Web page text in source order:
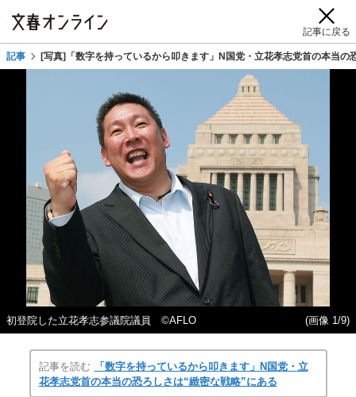
記事に戻る
記事 [写真]「数字を持っているから叩きます」N国党・立花孝志党首の本当の
初登院した立花孝志参議院議員 ©AFLO (画像 1/9)
記事を読む
「数字を持っているから叩きます」N国党・立
花孝志党首の本当の恐ろしさは“緻密な戦略”にある